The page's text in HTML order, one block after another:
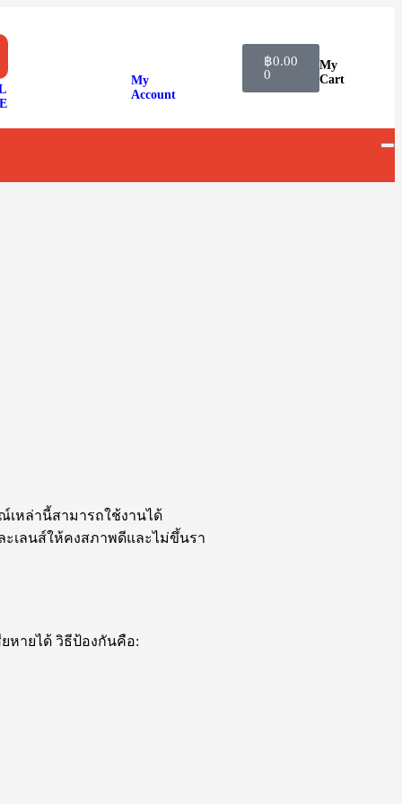
My
Account
฿0.00
0
My
Cart
หล่านี้สามารถใช้งานได้
เลนส์ให้คงสภาพดีและไม่ขึ้นรา
หายได้ วิธีป้องกันคือ: